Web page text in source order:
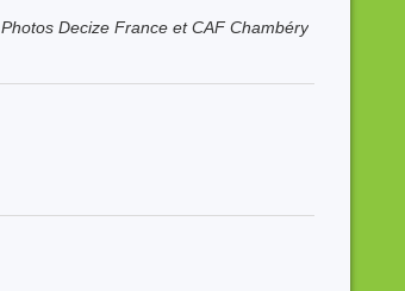
Photos Decize France et CAF Chambéry